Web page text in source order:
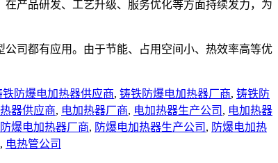
产品研发、工艺升级、服务优化等方面持续发力，为
司都有应用。由于节能、占用空间小、热效率高等优
铁防爆电加热器供应商, 铸铁防爆电加热器厂商, 铸铁防
器供应商, 电加热器厂商, 电加热器生产公司 , 电加热器
防爆电加热器厂商, 防爆电加热器生产公司 , 防爆电加热
, 电热管公司